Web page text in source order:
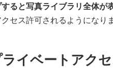
ると写真ライブラリ全体が
セス許可されるようになりま
ライベートアク